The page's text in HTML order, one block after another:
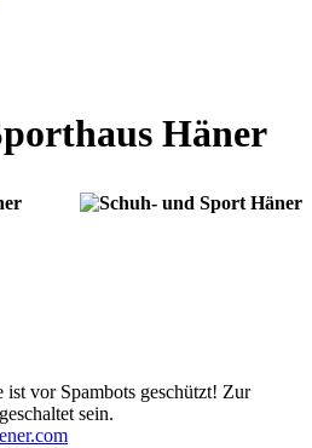
Häner
vor Spambots geschützt! Zur
sein.